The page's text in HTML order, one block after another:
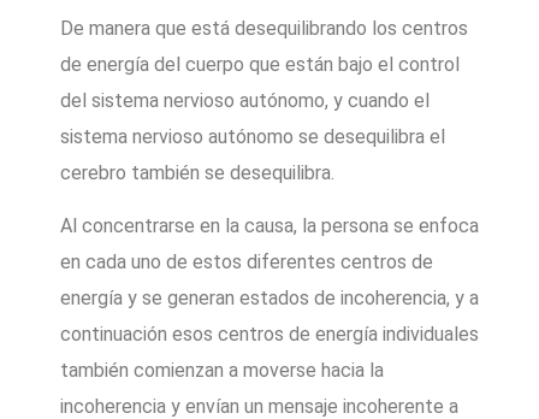
De manera que está desequilibrando los centros
de energía del cuerpo que están bajo el control
del sistema nervioso autónomo, y cuando el
sistema nervioso autónomo se desequilibra el
cerebro también se desequilibra.
Al concentrarse en la causa, la persona se enfoca
en cada uno de estos diferentes centros de
energía y se generan estados de incoherencia, y a
continuación esos centros de energía individuales
también comienzan a moverse hacia la
incoherencia y envían un mensaje incoherente a